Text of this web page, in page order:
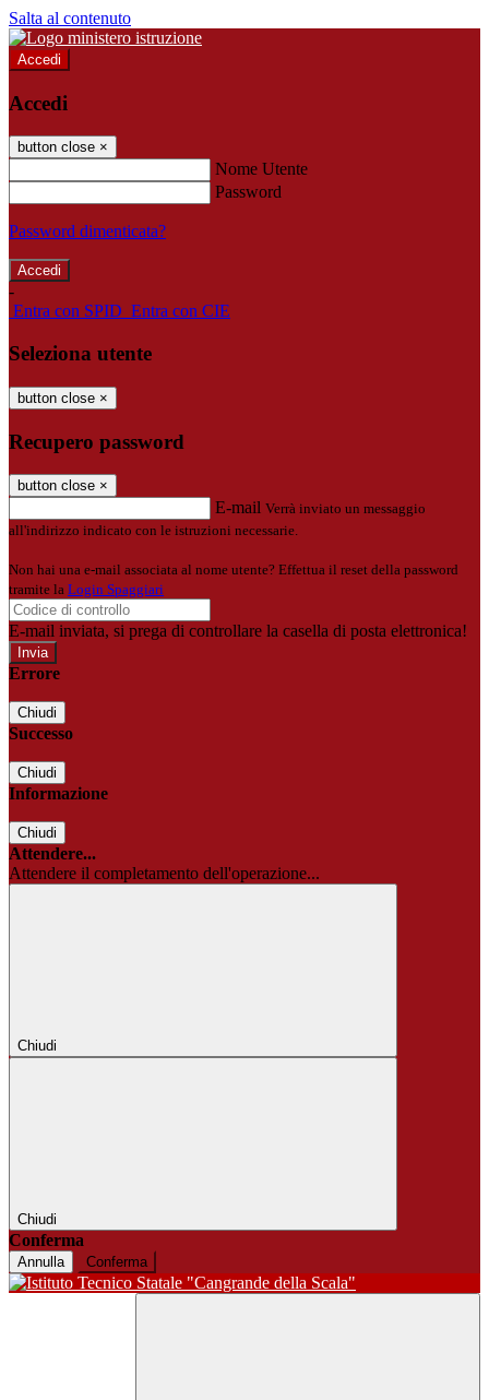
Salta al contenuto
Accedi
Accedi
button close ×
Nome Utente
Password
Password dimenticata?
-
Entra con SPID Entra con CIE
Seleziona utente
button close ×
Recupero password
button close ×
E-mail Verrà inviato un messaggio
all'indirizzo indicato con le istruzioni necessarie.
Non hai una e-mail associata al nome utente? Effettua il reset della password
tramite la Login Spaggiari
E-mail inviata, si prega di controllare la casella di posta elettronica!
Errore
Chiudi
Successo
Chiudi
Informazione
Chiudi
Attendere...
Attendere il completamento dell'operazione...
Chiudi
Chiudi
Conferma
Annulla Conferma